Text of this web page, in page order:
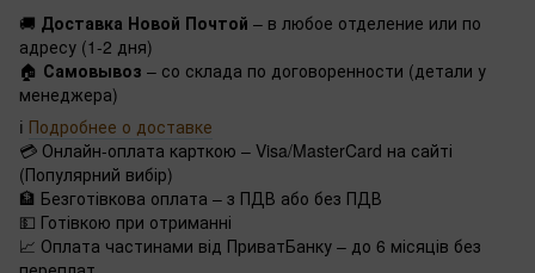
🚚 Доставка Новой Почтой – в любое отделение или по
адресу (1-2 дня)
🏠 Самовывоз – со склада по договоренности (детали у
менеджера)
ℹ️ Подробнее о доставке
💳 Онлайн-оплата карткою – Visa/MasterCard на сайті
(Популярний вибір)
🏦 Безготівкова оплата – з ПДВ або без ПДВ
💵 Готівкою при отриманні
📈 Оплата частинами від ПриватБанку – до 6 місяців без